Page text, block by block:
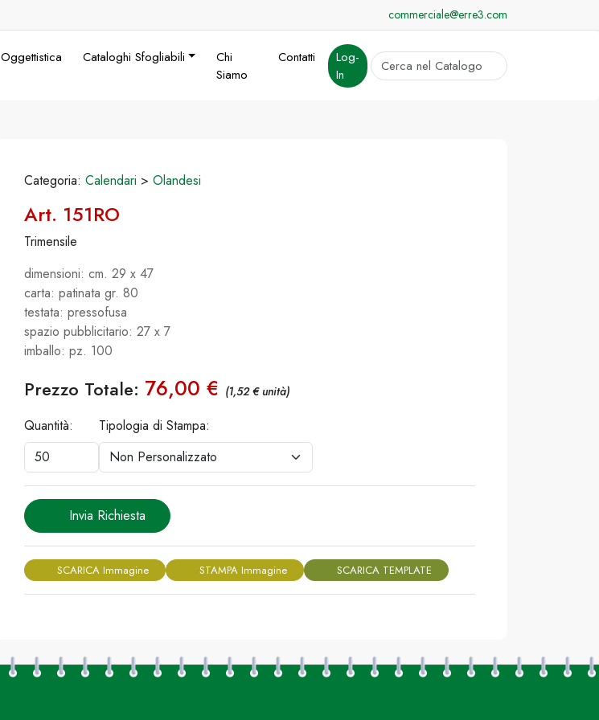
commerciale@erre3.com
Oggettistica Cataloghi Sfogliabili
Chi
Siamo
Contatti
Log-
In
cerca
Categoria: Calendari > Olandesi
Art. 151RO
Trimensile
dimensioni: cm. 29 x 47
carta: patinata gr. 80
testata: pressofusa
spazio pubblicitario: 27 x 7
imballo: pz. 100
Prezzo Totale: 76,00 € (1,52 € unità)
Quantità: Tipologia di Stampa:
Invia Richiesta
SCARICA Immagine STAMPA Immagine SCARICA TEMPLATE